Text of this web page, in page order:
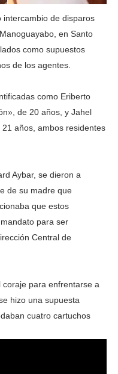
intercambio de disparos
en Santo
como supuestos
de los agentes.
como Eriberto
de 20 años, y Jahel
años, ambos residentes
Aybar, se dieron a
de su madre que
que estos
para ser
Central de
para enfrentarse a
hizo una supuesta
cuatro cartuchos